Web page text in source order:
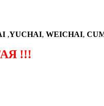
,YUCHAI, WEICHAI,
!!!